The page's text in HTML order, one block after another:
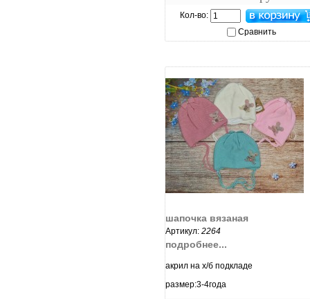
Кол-во:
Сравнить
шапочка вязаная
Артикул: 2264
подробнее...
акрил на х/б подкладе
размер:3-4года